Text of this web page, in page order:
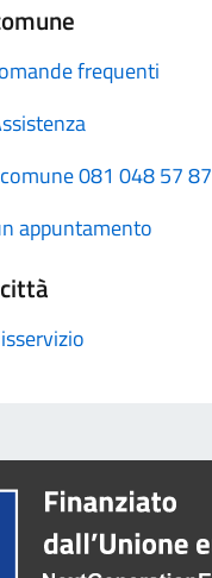
frequenti
081 048 57 87
appuntamento